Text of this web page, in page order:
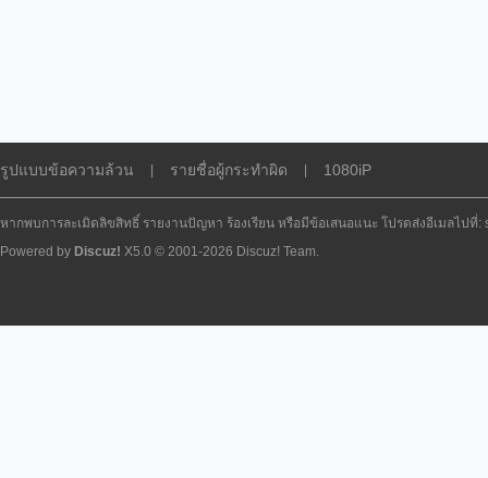
รูปแบบข้อความล้วน รายชื่อผู้กระทำผิด 1080iP
หากพบการละเมิดลิขสิทธิ์ รายงานปัญหา ร้องเรียน หรือมีข้อเสนอแนะ โปรดส่งอีเมลไปที่:
Powered by Discuz! X5.0 © 2001-2026 Discuz! Team.